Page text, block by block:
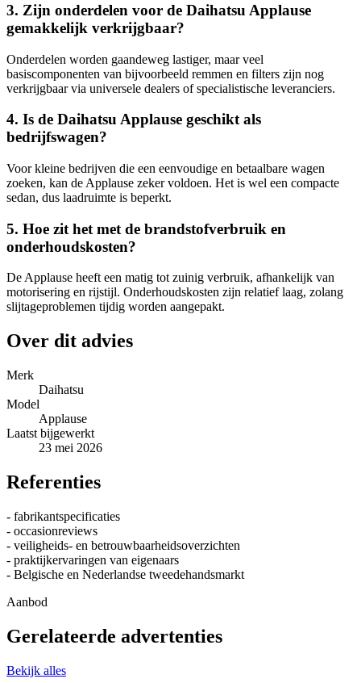
3. Zijn onderdelen voor de Daihatsu Applause
gemakkelijk verkrijgbaar?
Onderdelen worden gaandeweg lastiger, maar veel
basiscomponenten van bijvoorbeeld remmen en filters zijn nog
verkrijgbaar via universele dealers of specialistische leveranciers.
4. Is de Daihatsu Applause geschikt als
bedrijfswagen?
Voor kleine bedrijven die een eenvoudige en betaalbare wagen
zoeken, kan de Applause zeker voldoen. Het is wel een compacte
sedan, dus laadruimte is beperkt.
5. Hoe zit het met de brandstofverbruik en
onderhoudskosten?
De Applause heeft een matig tot zuinig verbruik, afhankelijk van
motorisering en rijstijl. Onderhoudskosten zijn relatief laag, zolang
slijtageproblemen tijdig worden aangepakt.
Over dit advies
Merk
Daihatsu
Model
Applause
Laatst bijgewerkt
23 mei 2026
Referenties
- fabrikantspecificaties
- occasionreviews
- veiligheids- en betrouwbaarheidsoverzichten
- praktijkervaringen van eigenaars
- Belgische en Nederlandse tweedehandsmarkt
Aanbod
Gerelateerde advertenties
Bekijk alles